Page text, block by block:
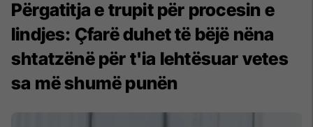
Përgatitja e trupit për procesin e
lindjes: Çfarë duhet të bëjë nëna
shtatzënë për t'ia lehtësuar vetes
sa më shumë punën